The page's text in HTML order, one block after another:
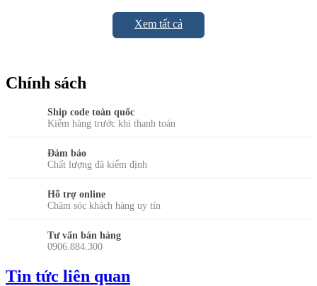
Xem tất cả
Chính sách
Ship code toàn quốc
Kiểm hàng trước khi thanh toán
Đảm bảo
Chất lượng đã kiểm định
Hỗ trợ online
Chăm sóc khách hàng uy tín
Tư vấn bán hàng
0906.884.300
Tin tức liên quan